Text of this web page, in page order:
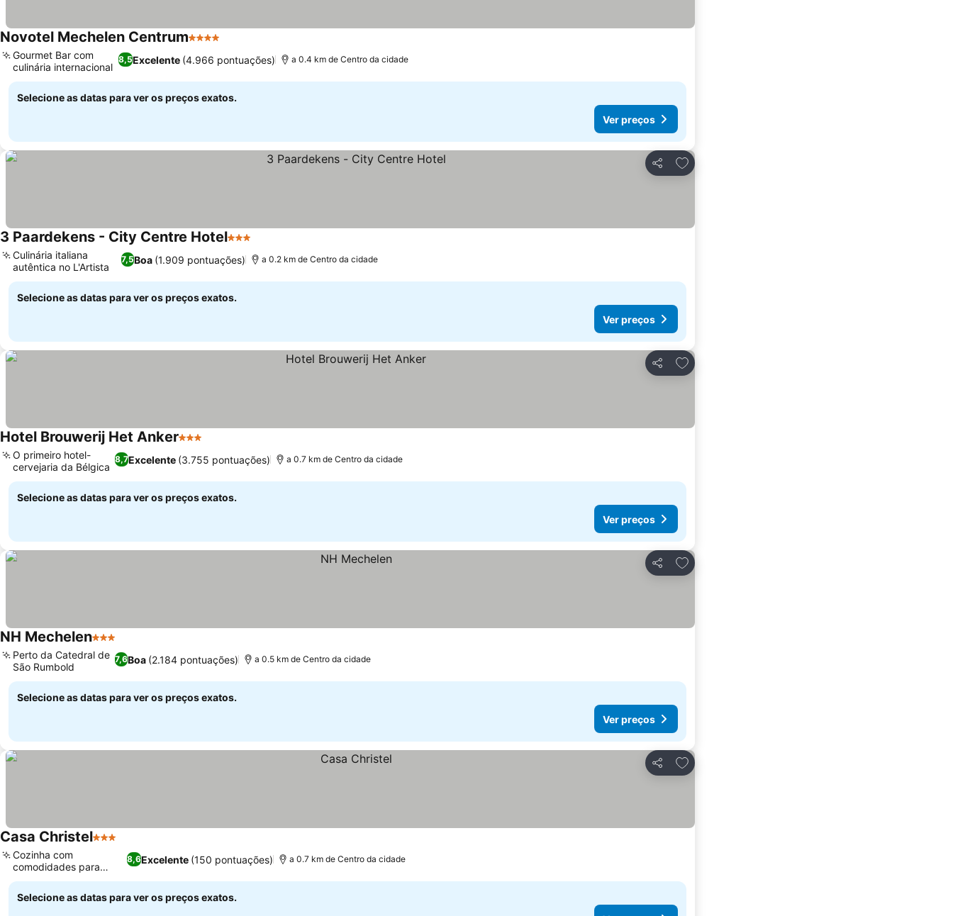
Novotel Mechelen Centrum4 Estrelas
8,5Excelente (4.966 pontuações)
Gourmet Bar com
culinária internacional
a 0.4 km de Centro da cidade
Selecione as datas para ver os preços exatos.
Ver preços
Partilhar
Adicionar aos favoritos
3 Paardekens - City Centre Hotel3 Estrelas
7,5Boa (1.909 pontuações)
Culinária italiana
autêntica no L'Artista
a 0.2 km de Centro da cidade
Selecione as datas para ver os preços exatos.
Ver preços
Partilhar
Adicionar aos favoritos
Hotel Brouwerij Het Anker3 Estrelas
8,7Excelente (3.755 pontuações)
O primeiro hotel-
cervejaria da Bélgica
a 0.7 km de Centro da cidade
Selecione as datas para ver os preços exatos.
Ver preços
Partilhar
Adicionar aos favoritos
NH Mechelen3 Estrelas
7,6Boa (2.184 pontuações)
Perto da Catedral de
São Rumbold
a 0.5 km de Centro da cidade
Selecione as datas para ver os preços exatos.
Ver preços
Partilhar
Adicionar aos favoritos
Casa Christel3 Estrelas
8,6Excelente (150 pontuações)
Cozinha com
comodidades para
refeições
a 0.7 km de Centro da cidade
Selecione as datas para ver os preços exatos.